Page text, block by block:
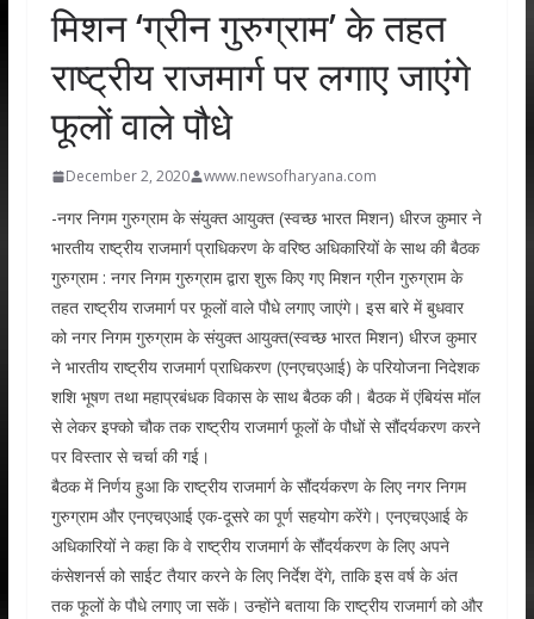
मिशन ‘ग्रीन गुरुग्राम’ के तहत
राष्ट्रीय राजमार्ग पर लगाए जाएंगे
फूलों वाले पौधे
December 2, 2020 www.newsofharyana.com
-नगर निगम गुरुग्राम के संयुक्त आयुक्त (स्वच्छ भारत मिशन) धीरज कुमार ने
भारतीय राष्ट्रीय राजमार्ग प्राधिकरण के वरिष्ठ अधिकारियों के साथ की बैठक
गुरुग्राम : नगर निगम गुरुग्राम द्वारा शुरू किए गए मिशन ग्रीन गुरुग्राम के
तहत राष्ट्रीय राजमार्ग पर फूलों वाले पौधे लगाए जाएंगे। इस बारे में बुधवार
को नगर निगम गुरुग्राम के संयुक्त आयुक्त(स्वच्छ भारत मिशन) धीरज कुमार
ने भारतीय राष्ट्रीय राजमार्ग प्राधिकरण (एनएचएआई) के परियोजना निदेशक
शशि भूषण तथा महाप्रबंधक विकास के साथ बैठक की। बैठक में एंबियंस मॉल
से लेकर इफ्को चौक तक राष्ट्रीय राजमार्ग फूलों के पौधों से सौंदर्यकरण करने
पर विस्तार से चर्चा की गई।
बैठक में निर्णय हुआ कि राष्ट्रीय राजमार्ग के सौंदर्यकरण के लिए नगर निगम
गुरुग्राम और एनएचएआई एक-दूसरे का पूर्ण सहयोग करेंगे। एनएचएआई के
अधिकारियों ने कहा कि वे राष्ट्रीय राजमार्ग के सौंदर्यकरण के लिए अपने
कंसेशनर्स को साईट तैयार करने के लिए निर्देश देंगे, ताकि इस वर्ष के अंत
तक फूलों के पौधे लगाए जा सकें। उन्होंने बताया कि राष्ट्रीय राजमार्ग को और